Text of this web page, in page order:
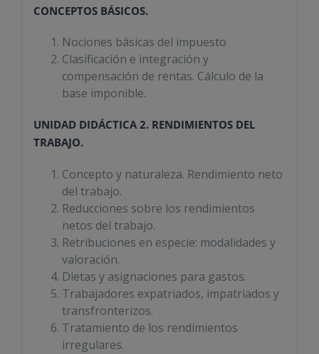
CONCEPTOS BÁSICOS.
Nociones básicas del impuesto
Clasificación e integración y
compensación de rentas. Cálculo de la
base imponible.
UNIDAD DIDÁCTICA 2. RENDIMIENTOS DEL
TRABAJO.
Concepto y naturaleza. Rendimiento neto
del trabajo.
Reducciones sobre los rendimientos
netos del trabajo.
Retribuciones en especie: modalidades y
valoración.
Dietas y asignaciones para gastos.
Trabajadores expatriados, impatriados y
transfronterizos.
Tratamiento de los rendimientos
irregulares.